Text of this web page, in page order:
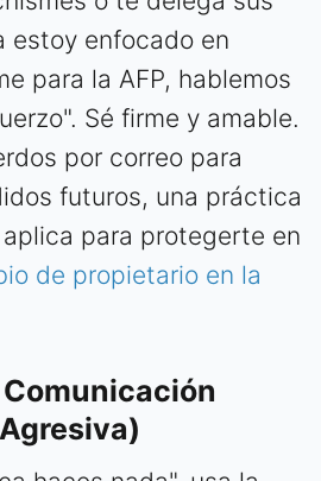
estoy enfocado en
para la AFP, hablemos
Sé firme y amable.
por correo para
futuros, una práctica
para protegerte en
de propietario en la